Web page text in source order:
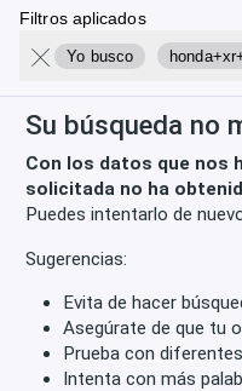
Filtros aplicados
Yo busco
Su búsqueda no
Con los datos que nos
solicitada no ha
Puedes intentarlo de
Sugerencias:
Evita de hacer
Asegúrate de que tu
Prueba con
Intenta con más